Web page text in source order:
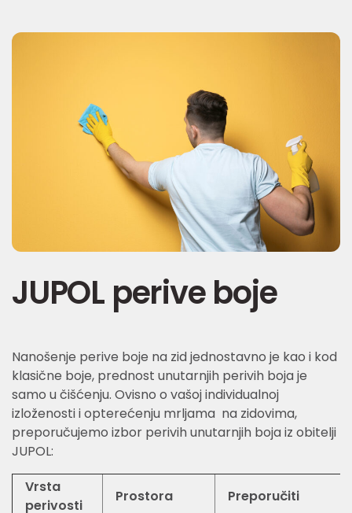
JUPOL perive boje
Nanošenje perive boje na zid jednostavno je kao i kod
klasične boje, prednost unutarnjih perivih boja je
samo u čišćenju. Ovisno o vašoj individualnoj
izloženosti i opterećenju mrljama na zidovima,
preporučujemo izbor perivih unutarnjih boja iz obitelji
JUPOL:
Vrsta
perivosti
Prostora Preporučiti